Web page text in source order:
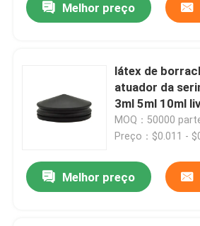
Melhor preço
látex de
atuador da
3ml 5ml 10ml
MOQ：50000
Preço：$0.011 -
Melhor preço